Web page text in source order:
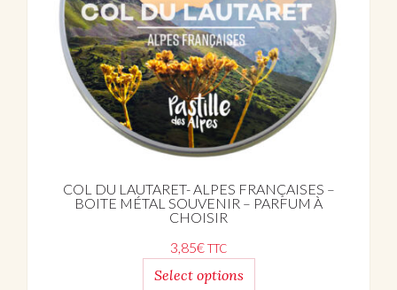
COL DU LAUTARET- ALPES FRANÇAISES –
BOITE MÉTAL SOUVENIR – PARFUM À
CHOISIR
3,85€TTC
Select options